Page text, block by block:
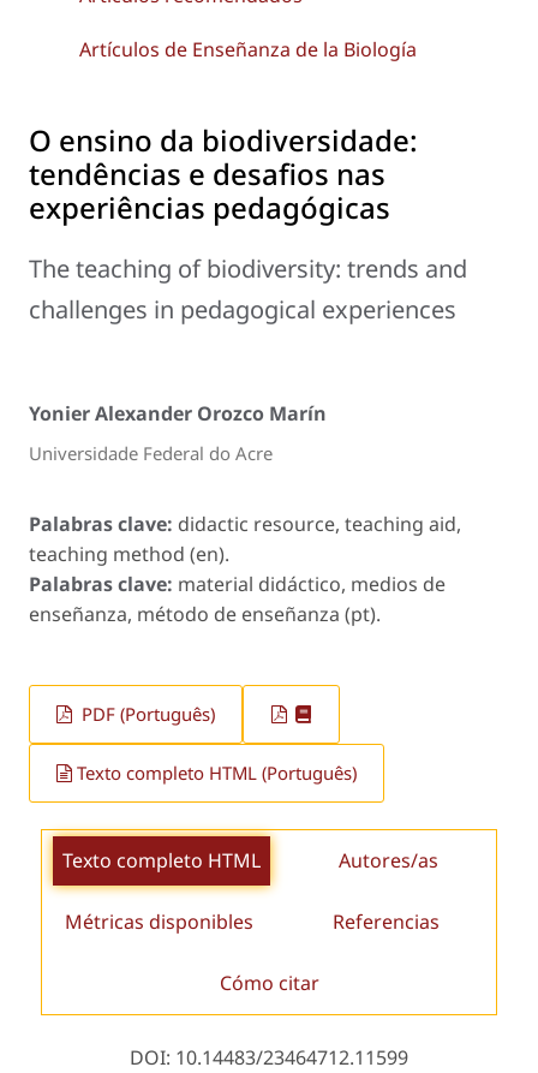
Artículos de Enseñanza de la Biología
O ensino da biodiversidade:
tendências e desafios nas
experiências pedagógicas
The teaching of biodiversity: trends and
challenges in pedagogical experiences
Yonier Alexander Orozco Marín
Universidade Federal do Acre
Palabras clave: didactic resource, teaching aid,
teaching method (en).
Palabras clave: material didáctico, medios de
enseñanza, método de enseñanza (pt).
PDF (Português)
Texto completo HTML (Português)
Texto completo HTML Autores/as
Métricas disponibles Referencias
Cómo citar
DOI: 10.14483/23464712.11599